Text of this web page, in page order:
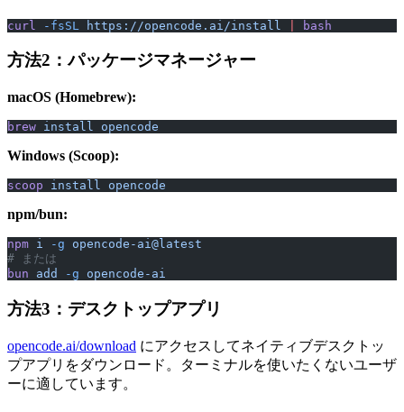
curl -fsSL https://opencode.ai/install bash
方法2：パッケージマネージャー
macOS (Homebrew):
brew install opencode
Windows (Scoop):
scoop install opencode
npm/bun:
npm i -g opencode-ai@latest
# または
bun add -g opencode-ai
方法3：デスクトップアプリ
opencode.ai/download にアクセスしてネイティブデスクトッ
プアプリをダウンロード。ターミナルを使いたくないユーザ
ーに適しています。